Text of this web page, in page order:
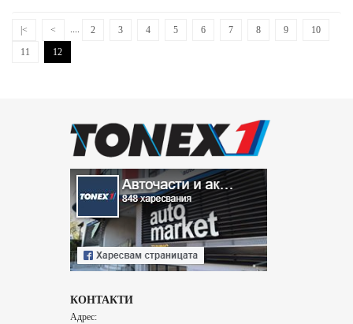
|< < 2 3 4 5 6 7 8 9
10
11
12
КОНТАКТИ
Адрес: